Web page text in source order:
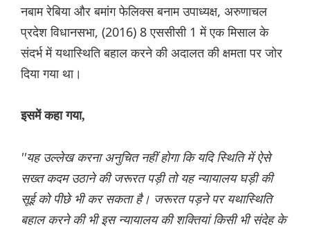
नबाम रेबिया और बमांग फेलिक्स बनाम उपाध्यक्ष, अरुणाचल
प्रदेश विधानसभा, (2016) 8 एससीसी 1 में एक मिसाल के
संदर्भ में यथास्थिति बहाल करने की अदालत की क्षमता पर जोर
दिया गया था।
इसमें कहा गया,
''यह उल्लेख करना अनुचित नहीं होगा कि यदि स्थिति में ऐसे
सख्त कदम उठाने की जरूरत पड़ी तो यह न्यायालय घड़ी की
सूई को पीछे भी कर सकता है। जरूरत पड़ने पर यथास्थिति
बहाल करने की भी इस न्यायालय की शक्तियां किसी भी संदेह के